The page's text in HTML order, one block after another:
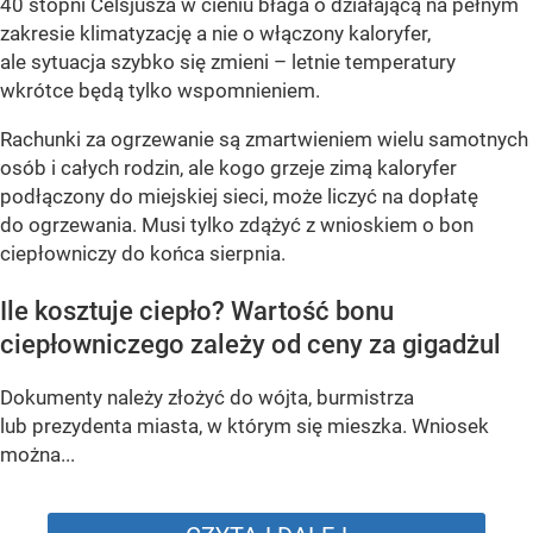
zakresie klimatyzację a nie o włączony kaloryfer,
ale sytuacja szybko się zmieni – letnie temperatury
wkrótce będą tylko wspomnieniem.
Rachunki za ogrzewanie są zmartwieniem wielu samotnych
osób i całych rodzin, ale kogo grzeje zimą kaloryfer
podłączony do miejskiej sieci, może liczyć na dopłatę
do ogrzewania. Musi tylko zdążyć z wnioskiem o bon
ciepłowniczy do końca sierpnia.
Ile kosztuje ciepło? Wartość bonu
ciepłowniczego zależy od ceny za gigadżul
Dokumenty należy złożyć do wójta, burmistrza
lub prezydenta miasta, w którym się mieszka. Wniosek
można...